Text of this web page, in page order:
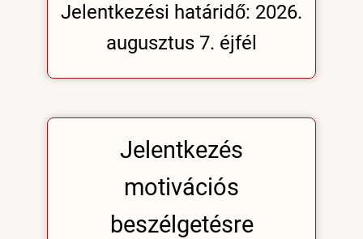
Jelentkezési határidő: 2026.
augusztus 7. éjfél
Jelentkezés
motivációs
beszélgetésre